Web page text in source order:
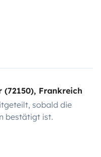
Frankreich
sobald die
bestätigt ist.